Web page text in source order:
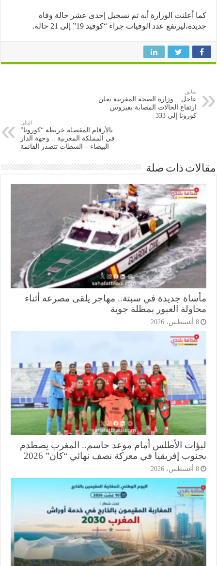
أعلنت الوزارة أنه تم تسجيل إحدى عشر حالة وفاة
عدد الوفيات جراء “كوفيد 19” إلى 21 حالة.
عاجل .. وزارة الصحة المغربية تعلن
ارتفاع الحالات المصابة بفيروس
كورونا إلى 333
بالأرقام المفصلة خريطة “كورونا”
في المملكة المغربية .. وجهة الدار
البيضاء – السطات تتصدر القائمة
ذات صلة
جديدة في سبتة.. مهاجر يلقى مصرعه أثناء
العبور بمظلة جوية
الأطلس أمام موعد حاسم.. المغرب يصطدم
إفريقيا في معركة نصف نهائي “كان” 2026